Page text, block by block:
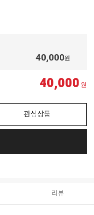
40,000원
40,000 원
관심상품
리뷰